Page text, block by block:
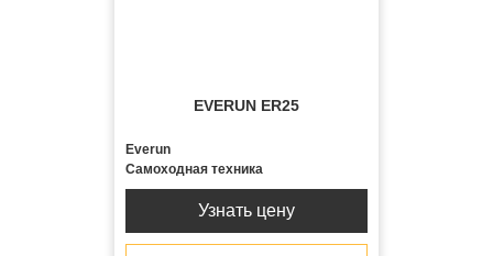
EVERUN ER25
Everun
Самоходная техника
Узнать цену